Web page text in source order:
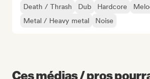
Death / Thrash Dub Hardcore
Metal / Heavy metal
Noise
Ces médias / pros